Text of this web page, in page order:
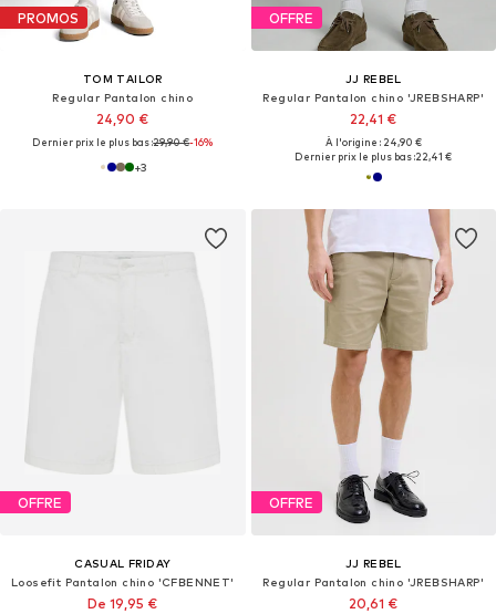
PROMOS
TOM TAILOR
Regular Pantalon chino
24,90 €
Dernier prix le plus bas :29,90 €-16%
+3
OFFRE
JJ REBEL
Regular Pantalon chino 'JREBSHARP'
22,41 €
À l'origine : 24,90 €
Dernier prix le plus bas :22,41 €
OFFRE
CASUAL FRIDAY
Loosefit Pantalon chino 'CFBENNET'
De 19,95 €
OFFRE
JJ REBEL
Regular Pantalon chino 'JREBSHARP'
20,61 €